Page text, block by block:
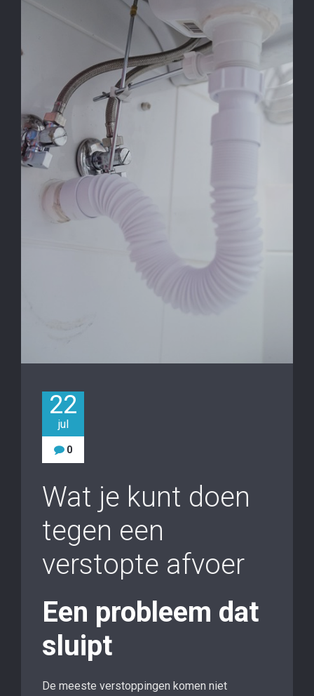
22
jul
0
Wat je kunt doen
tegen een
verstopte afvoer
Een probleem dat
sluipt
De meeste verstoppingen komen niet